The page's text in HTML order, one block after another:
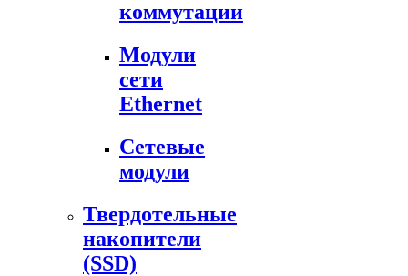
коммутации
Модули
сети
Ethernet
Сетевые
модули
Твердотельные
накопители
(SSD)